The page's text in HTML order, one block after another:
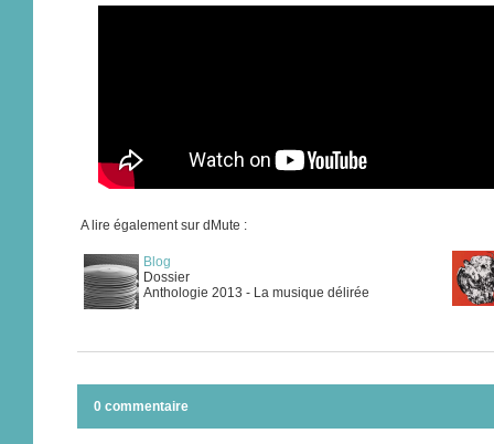
A lire également sur dMute :
Blog
Dossier
Anthologie 2013 - La musique délirée
0 commentaire